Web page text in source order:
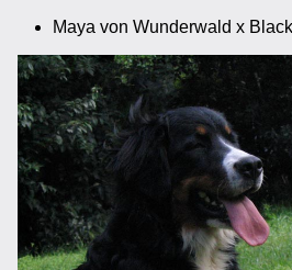
Maya von Wunderwald x